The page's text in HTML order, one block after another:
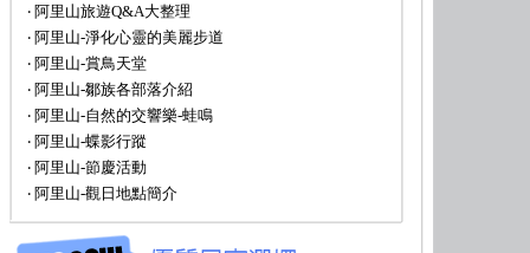
‧ 阿里山旅遊Q&A大整理
‧ 阿里山-淨化心靈的美麗步道
‧ 阿里山-賞鳥天堂
‧ 阿里山-鄒族各部落介紹
‧ 阿里山-自然的交響樂-蛙鳴
‧ 阿里山-蝶影行蹤
‧ 阿里山-節慶活動
‧ 阿里山-觀日地點簡介